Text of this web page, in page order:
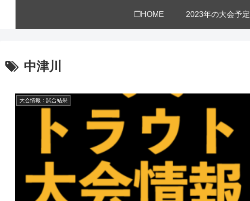
❒HOME 2023年の大会予定
中津川
大会情報：試合結果